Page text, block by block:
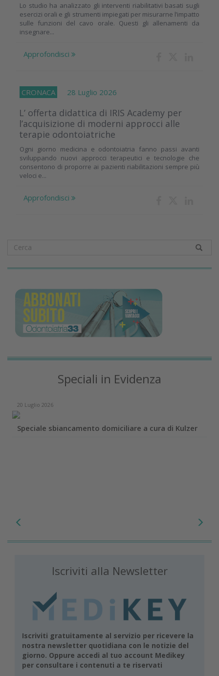
Lo studio ha analizzato gli interventi riabilitativi basati sugli
esercizi orali e gli strumenti impiegati per misurarne l’impatto
sulle funzioni del cavo orale. Questi gli allenamenti da
insegnare...
Approfondisci
CRONACA 28 Luglio 2026
L’ offerta didattica di IRIS Academy per
l’acquisizione di moderni approcci alle
terapie odontoiatriche
Ogni giorno medicina e odontoiatria fanno passi avanti
sviluppando nuovi approcci terapeutici e tecnologie che
consentono di proporre ai pazienti riabilitazioni sempre più
veloci e...
Approfondisci
Speciali in Evidenza
20 Luglio 2026
Speciale sbiancamento domiciliare a cura di Kulzer
Iscriviti alla Newsletter
Iscriviti gratuitamente al servizio per ricevere la
nostra newsletter quotidiana con le notizie del
giorno. Oppure accedi al tuo account Medikey
per consultare i contenuti a te riservati